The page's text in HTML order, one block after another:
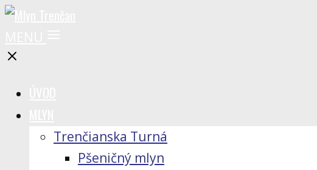
Trenčianska Turná
Pšeničný mlyn